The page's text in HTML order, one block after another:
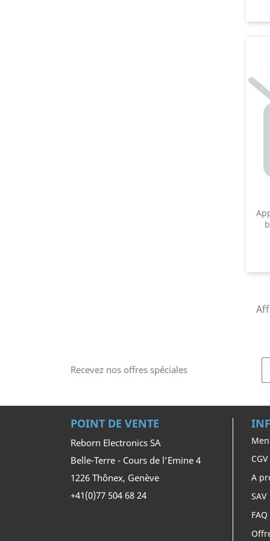
Recevez nos offres spéciales
POINT DE VENTE
Reborn Electronics SA
Belle-Terre - Cours de l’Emine 4
1226 Thônex, Genève
+41(0)77 504 68 24
CGV
A
SAV
FAQ